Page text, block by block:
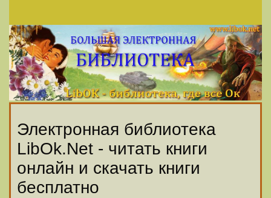
Электронная библиотека
LibOk.Net - читать книги
онлайн и скачать книги
бесплатно